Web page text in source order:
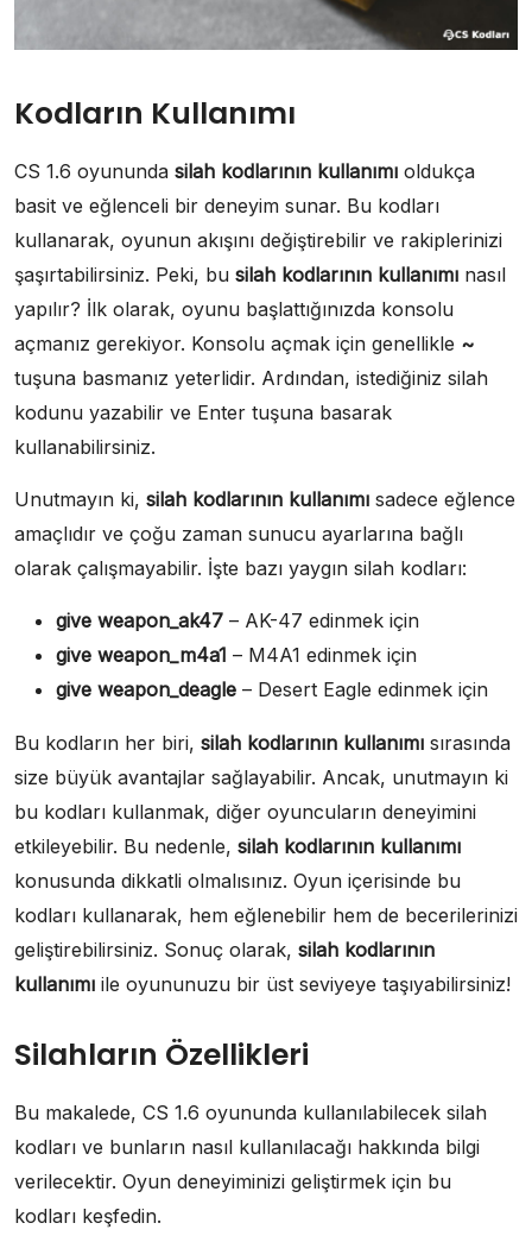
Kodların Kullanımı
CS 1.6 oyununda silah kodlarının kullanımı oldukça
basit ve eğlenceli bir deneyim sunar. Bu kodları
kullanarak, oyunun akışını değiştirebilir ve rakiplerinizi
şaşırtabilirsiniz. Peki, bu silah kodlarının kullanımı nasıl
yapılır? İlk olarak, oyunu başlattığınızda konsolu
açmanız gerekiyor. Konsolu açmak için genellikle ~
tuşuna basmanız yeterlidir. Ardından, istediğiniz silah
kodunu yazabilir ve Enter tuşuna basarak
kullanabilirsiniz.
Unutmayın ki, silah kodlarının kullanımı sadece eğlence
amaçlıdır ve çoğu zaman sunucu ayarlarına bağlı
olarak çalışmayabilir. İşte bazı yaygın silah kodları:
give weapon_ak47 – AK-47 edinmek için
give weapon_m4a1 – M4A1 edinmek için
give weapon_deagle – Desert Eagle edinmek için
Bu kodların her biri, silah kodlarının kullanımı sırasında
size büyük avantajlar sağlayabilir. Ancak, unutmayın ki
bu kodları kullanmak, diğer oyuncuların deneyimini
etkileyebilir. Bu nedenle, silah kodlarının kullanımı
konusunda dikkatli olmalısınız. Oyun içerisinde bu
kodları kullanarak, hem eğlenebilir hem de becerilerinizi
geliştirebilirsiniz. Sonuç olarak, silah kodlarının
kullanımı ile oyununuzu bir üst seviyeye taşıyabilirsiniz!
Silahların Özellikleri
Bu makalede, CS 1.6 oyununda kullanılabilecek silah
kodları ve bunların nasıl kullanılacağı hakkında bilgi
verilecektir. Oyun deneyiminizi geliştirmek için bu
kodları keşfedin.